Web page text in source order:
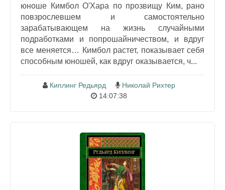
юноше Кимбол О'Хара по прозвищу Ким, рано
повзрослевшем и самостоятельно
зарабатывающем на жизнь случайными
подработками и попрошайничеством, и вдруг
все меняется… Кимбол растет, показывает себя
способным юношей, как вдруг оказывается, ч...
Киплинг Редьярд
Николай Рихтер
14:07:38